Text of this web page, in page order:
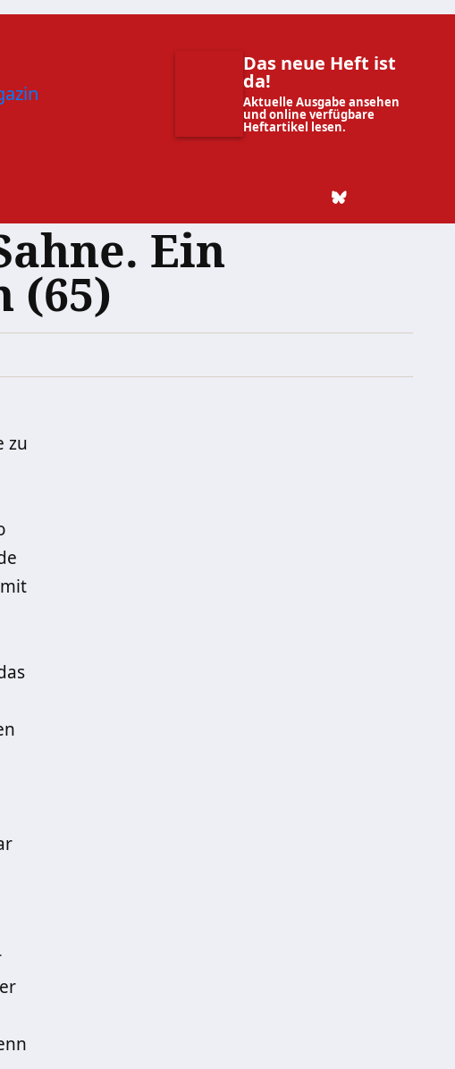
Das neue Heft ist
da!
Aktuelle Ausgabe ansehen
und online verfügbare
Heftartikel lesen.
Ein
(65)
zu